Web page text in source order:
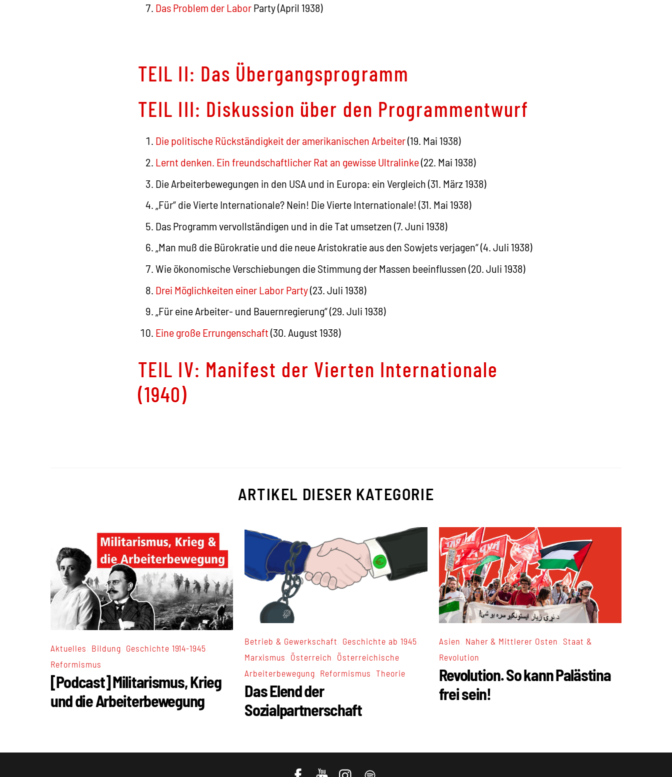
Das Problem der LaborParty (April 1938)
TEIL II: Das Übergangsprogramm
TEIL III: Diskussion über den Programmentwurf
Die politische Rückständigkeit der amerikanischen Arbeiter(19. Mai 1938)
Lernt denken. Ein freundschaftlicher Rat an gewisse Ultralinke(22. Mai 1938)
Die Arbeiterbewegungen in den USA und in Europa: ein Vergleich (31. März 1938)
„Für“ die Vierte Internationale? Nein! Die Vierte Internationale! (31. Mai 1938)
Das Programm vervollständigen und in die Tat umsetzen (7. Juni 1938)
„Man muß die Bürokratie und die neue Aristokratie aus den Sowjets verjagen“ (4. Juli 1938)
Wie ökonomische Verschiebungen die Stimmung der Massen beeinflussen (20. Juli 1938)
Drei Möglichkeiten einer Labor Party(23. Juli 1938)
„Für eine Arbeiter- und Bauernregierung“ (29. Juli 1938)
Eine große Errungenschaft(30. August 1938)
TEIL IV: Manifest der Vierten Internationale
(1940)
ARTIKEL DIESER KATEGORIE
Aktuelles Bildung Geschichte 1914-1945
Reformismus
[Podcast] Militarismus, Krieg
und die Arbeiterbewegung
Betrieb & Gewerkschaft Geschichte ab 1945
Marxismus Österreich Österreichische
Arbeiterbewegung Reformismus Theorie
Das Elend der
Sozialpartnerschaft
Asien Naher & Mittlerer Osten Staat &
Revolution
Revolution. So kann Palästina
frei sein!